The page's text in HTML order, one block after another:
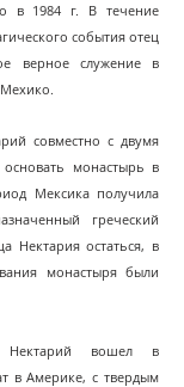
в 1984 г. В течение
события отец
верное служение в
совместно с двумя
монастырь в
Мексика получила
греческий
Нектария остаться, в
монастыря были
вошел в
в Америке, с твердым